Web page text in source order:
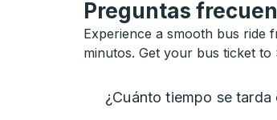
Preguntas
Experience a smooth bus ride
minutos. Get your bus ticket to
¿Cuánto tiempo se tarda